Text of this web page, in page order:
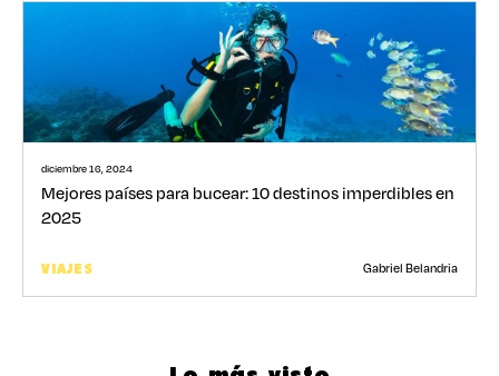
diciembre 16, 2024
Mejores países para bucear: 10 destinos imperdibles en
2025
VIAJES Gabriel Belandria